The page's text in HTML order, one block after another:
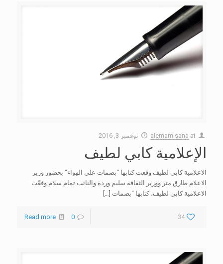
alemam sana at نوفمبر 3, 2016
الإعلامية كابي لطيف
الاعلامية كابي لطيف وقعت كتابها “بصمات على الهواء” بحضور وزير
الاعلام طارق متر ووزير الثقافة سليم وردة والنائب تمام سلام وقعّت
الاعلامية كابي لطيف، كتابها “بصمات […]
34
0
Read more